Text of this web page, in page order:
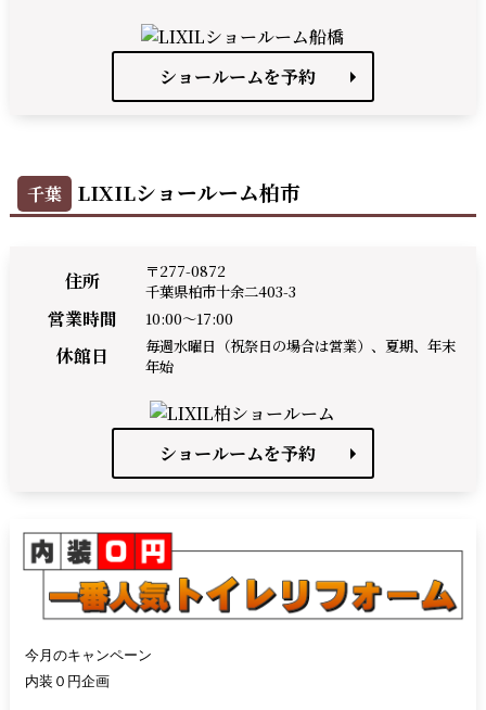
ショールームを予約
千葉 LIXILショールーム柏市
住所
〒277-0872
千葉県柏市十余二403-3
営業時間 10:00～17:00
休館日
毎週水曜日（祝祭日の場合は営業）、夏期、年末
年始
ショールームを予約
今月のキャンペーン
内装０円企画